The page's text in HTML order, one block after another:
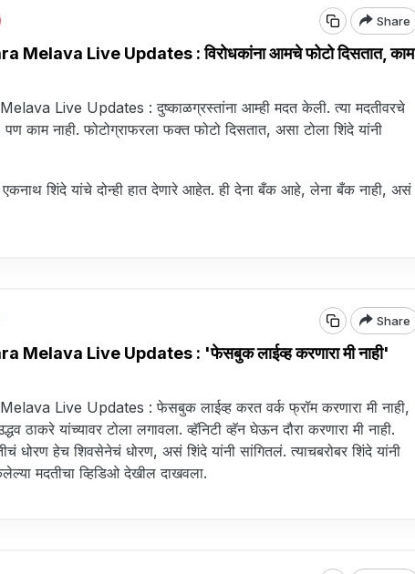
Share
Live Updates : विरोधकांना आमचे फोटो दिसतात, काम
Live Updates : दुष्काळग्रस्तांना आम्ही मदत केली. त्या मदतीवरचे
काम नाही. फोटोग्राफरला फक्त फोटो दिसतात, असा टोला शिंदे यांनी
एकनाथ शिंदे यांचे दोन्ही हात देणारे आहेत. ही देना बँक आहे, लेना बँक नाही, असं
Share
Melava Live Updates : 'फेसबुक लाईव्ह करणारा मी नाही'
Live Updates : फेसबुक लाईव्ह करत वर्क फ्रॉम करणारा मी नाही,
ठाकरे यांच्यावर टोला लगावला. व्हॅनिटी व्हॅन घेऊन दौरा करणारा मी नाही.
धोरण हेच शिवसेनेचं धोरण, असं शिंदे यांनी सांगितलं. त्याचबरोबर शिंदे यांनी
मदतीचा व्हिडिओ देखील दाखवला.